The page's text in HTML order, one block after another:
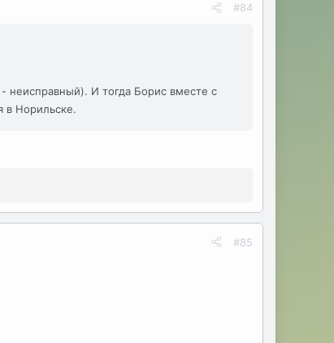
#84
неисправный). И тогда Борис вместе с
в Норильске.
#85